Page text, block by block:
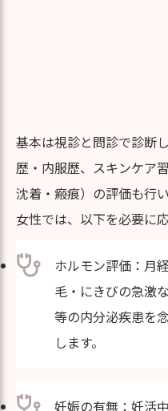
基本は視診と問診で診断
歴・内服歴、スキンケア
沈着・瘢痕）の評価も行い
女性では、以下を必要に
ホルモン評価：月
毛・にきびの急激
等の内分泌疾患を
します。
妊娠の有無：妊活